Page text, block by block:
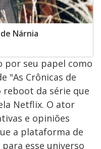
Nárnia
por seu papel como
"As Crônicas de
da série que
Netflix. O ator
e opiniões
a plataforma de
esse universo